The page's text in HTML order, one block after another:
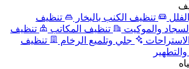
تنظيف الكنب بالبخار
تنظيف
والموكيت تنظيف المكاتب
تنظيف
جلي وتلميع الرخام
تنظيف
والتطهير